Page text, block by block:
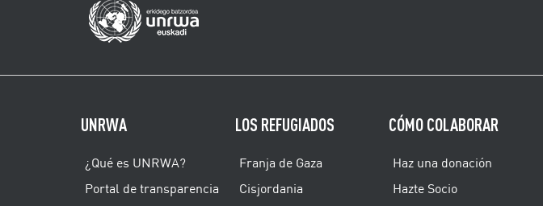
UNRWA
¿Qué es UNRWA?
Portal de transparencia
LOS REFUGIADOS
Franja de Gaza
Cisjordania
CÓMO COLABORAR
Haz una donación
Hazte Socio